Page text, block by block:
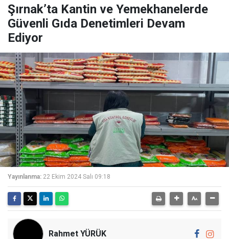
Şırnak’ta Kantin ve Yemekhanelerde
Güvenli Gıda Denetimleri Devam
Ediyor
Yayınlanma: 22 Ekim 2024 Salı 09:18
Rahmet YÜRÜK